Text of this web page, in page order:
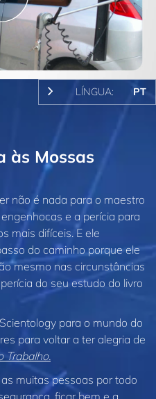
Play
Video
LÍNGUA: PT
às Mossas
não é nada para o maestro
e a perícia para
mais difíceis. E ele
do caminho porque ele
mesmo nas circunstâncias
do seu estudo do livro
para o mundo do
para voltar a ter alegria de
Trabalho.
muitas pessoas por todo
ficar bem e a